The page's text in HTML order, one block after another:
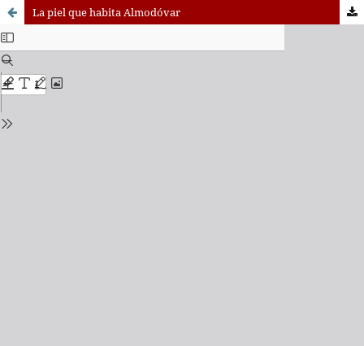
La piel que habita Almodóvar